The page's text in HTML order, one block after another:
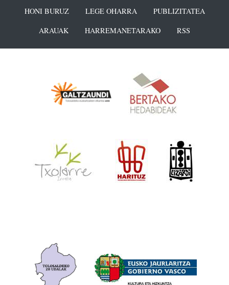
HONI BURUZ LEGE OHARRA
PUBLIZITATEA
ARAUAK
HARREMANETARAKO RSS